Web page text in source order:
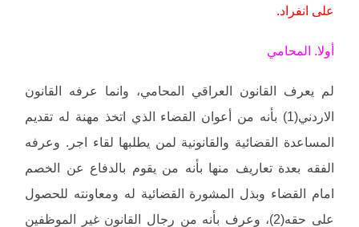
على انفراد.
أولا. المحامي
لم يعرف القانون العراقي المحامي، وانما عرفه القانون
الاردني(1) بأنه من أعوان القضاء الذي اتخذ مهنة له تقديم
المساعدة القضائية والقانونية لمن يطلبها لقاء اجر. وعرفه
الفقه بعدة تعاريف منها بأنه من يقوم بالدفاع عن الخصم
امام القضاء وبذل المشورة القضائية له ومعاونته للحصول
على حقه(2)، وعرف بأنه من رجال القانون غير الموظفين